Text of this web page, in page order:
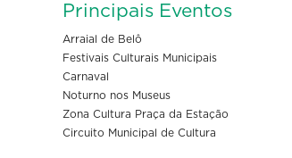
Principais Eventos
Arraial de Belô
Festivais Culturais Municipais
Carnaval
Noturno nos Museus
Zona Cultura Praça da Estação
Circuito Municipal de Cultura